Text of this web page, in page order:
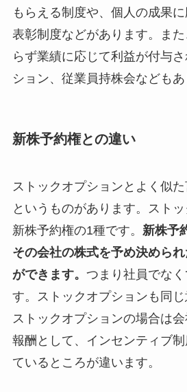
もらえる制度や、個人の成果
表彰制度などがあります。ま
らず業績に応じて利益が付与
ション、従業員持株会などもあ
新株予約権との違い
ストックオプションとよく似
というものがあります。スト
新株予約権の1種です。 新株予
その会社の株式を予め決めら
ができます。 つまり社員でな
す。ストックオプションも同じ
ストックオプションの場合は
報酬として、インセンティブ
ているところが違います。